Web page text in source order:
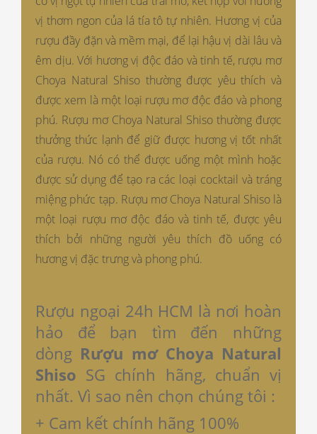
vị thơm ngon của lá tía tô tự nhiên. Hương vị của
rượu đầy đặn và mềm mại, để lại hậu vị dài lâu và
êm dịu. Với hương vị độc đáo và tinh tế, rượu mơ
Choya Natural Shiso thường được yêu thích và
được xem là một loại rượu mơ độc đáo và phong
phú. Rượu mơ Choya Natural Shiso thường được
thưởng thức lạnh để giữ được hương vị tốt nhất
của rượu. Nó có thể được uống một mình hoặc
được sử dụng để tạo ra các loại cocktail và tráng
miệng phức tạp. Rượu mơ Choya Natural Shiso là
một loại rượu mơ độc đáo và tinh tế, được yêu
thích bởi những người yêu thích đồ uống có
hương vị đặc trưng và phong phú.
Rượu ngoại 24h HCM là nơi hoàn
hảo để bạn tìm đến những
dòng Rượu mơ Choya Natural
Shiso SG chính hãng, chuẩn vị
nhất. Vì sao nên chọn chúng tôi :
+ Cam kết chính hãng 100%